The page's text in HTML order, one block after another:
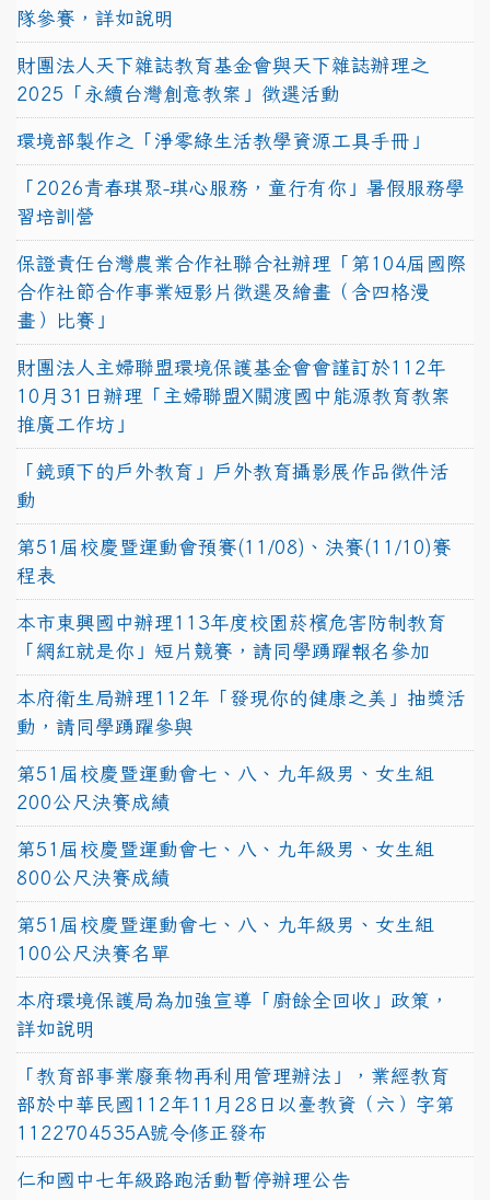
隊參賽，詳如說明
財團法人天下雜誌教育基金會與天下雜誌辦理之
2025「永續台灣創意教案」徵選活動
環境部製作之「淨零綠生活教學資源工具手冊」
「2026青春琪聚-琪心服務，童行有你」暑假服務學
習培訓營
保證責任台灣農業合作社聯合社辦理「第104屆國際
合作社節合作事業短影片徵選及繪畫（含四格漫
畫）比賽」
財團法人主婦聯盟環境保護基金會會謹訂於112年
10月31日辦理「主婦聯盟X關渡國中能源教育教案
推廣工作坊」
「鏡頭下的戶外教育」戶外教育攝影展作品徵件活
動
第51屆校慶暨運動會預賽(11/08)、決賽(11/10)賽
程表
本市東興國中辦理113年度校園菸檳危害防制教育
「網紅就是你」短片競賽，請同學踴躍報名參加
本府衛生局辦理112年「發現你的健康之美」抽獎活
動，請同學踴躍參與
第51屆校慶暨運動會七、八、九年級男、女生組
200公尺決賽成績
第51屆校慶暨運動會七、八、九年級男、女生組
800公尺決賽成績
第51屆校慶暨運動會七、八、九年級男、女生組
100公尺決賽名單
本府環境保護局為加強宣導「廚餘全回收」政策，
詳如說明
「教育部事業廢棄物再利用管理辦法」，業經教育
部於中華民國112年11月28日以臺教資（六）字第
1122704535A號令修正發布
仁和國中七年級路跑活動暫停辦理公告